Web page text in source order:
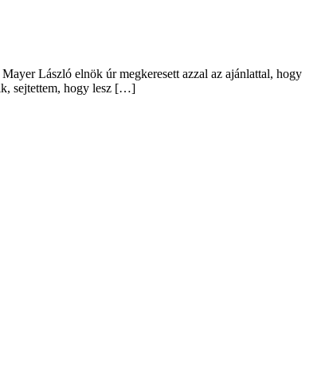
László elnök úr megkeresett azzal az ajánlattal, hogy
sejtettem, hogy lesz […]